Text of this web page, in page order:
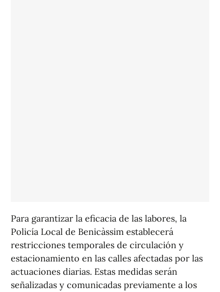
Para garantizar la eficacia de las labores, la
Policía Local de Benicàssim establecerá
restricciones temporales de circulación y
estacionamiento en las calles afectadas por las
actuaciones diarias. Estas medidas serán
señalizadas y comunicadas previamente a los